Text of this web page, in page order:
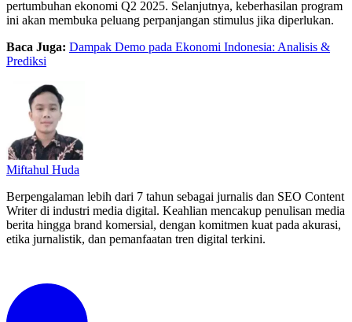
pertumbuhan ekonomi Q2 2025. Selanjutnya, keberhasilan program
ini akan membuka peluang perpanjangan stimulus jika diperlukan.
Baca Juga: Dampak Demo pada Ekonomi Indonesia: Analisis &
Prediksi
Miftahul Huda
Berpengalaman lebih dari 7 tahun sebagai jurnalis dan SEO Content
Writer di industri media digital. Keahlian mencakup penulisan media
berita hingga brand komersial, dengan komitmen kuat pada akurasi,
etika jurnalistik, dan pemanfaatan tren digital terkini.